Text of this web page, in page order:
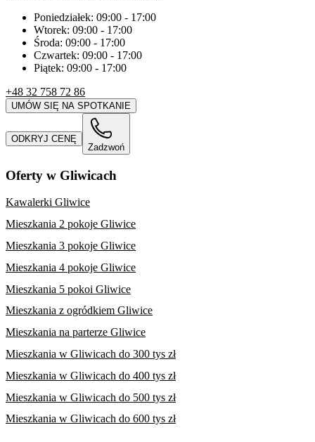
Poniedziałek: 09:00 - 17:00
Wtorek: 09:00 - 17:00
Środa: 09:00 - 17:00
Czwartek: 09:00 - 17:00
Piątek: 09:00 - 17:00
+48 32 758 72 86
UMÓW SIĘ NA SPOTKANIE
ODKRYJ CENĘ
Zadzwoń
Oferty w Gliwicach
Kawalerki Gliwice
Mieszkania 2 pokoje Gliwice
Mieszkania 3 pokoje Gliwice
Mieszkania 4 pokoje Gliwice
Mieszkania 5 pokoi Gliwice
Mieszkania z ogródkiem Gliwice
Mieszkania na parterze Gliwice
Mieszkania w Gliwicach do 300 tys zł
Mieszkania w Gliwicach do 400 tys zł
Mieszkania w Gliwicach do 500 tys zł
Mieszkania w Gliwicach do 600 tys zł